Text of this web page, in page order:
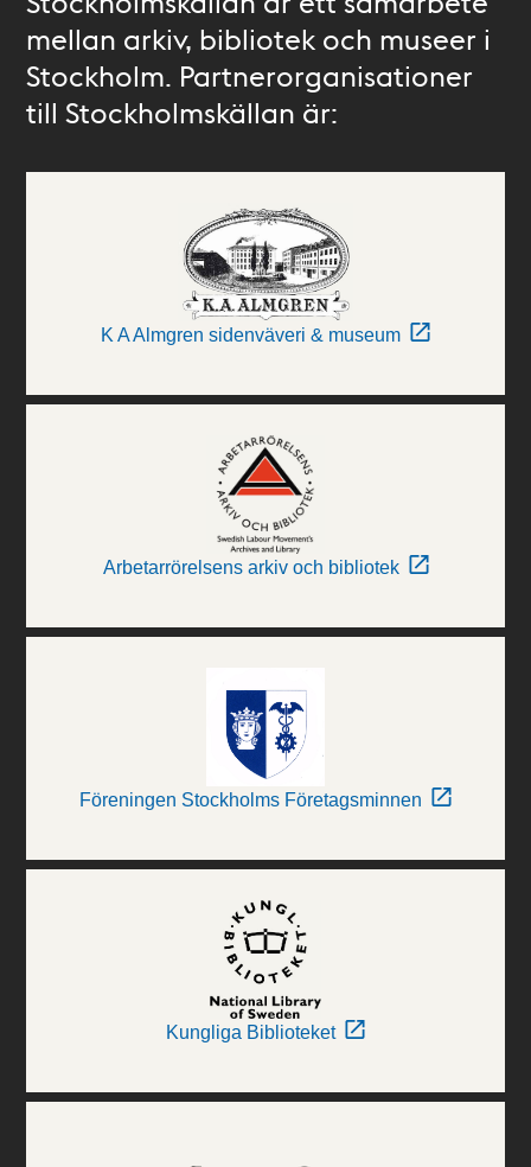
mellan arkiv, bibliotek och museer i
Stockholm. Partnerorganisationer
till Stockholmskällan är:
K A Almgren sidenväveri & museum
Arbetarrörelsens arkiv och bibliotek
Föreningen Stockholms Företagsminnen
Kungliga Biblioteket